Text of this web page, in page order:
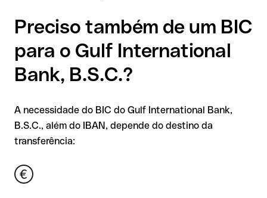
Preciso também de um BIC
para o Gulf International
Bank, B.S.C.?
A necessidade do BIC do Gulf International Bank,
B.S.C., além do IBAN, depende do destino da
transferência: